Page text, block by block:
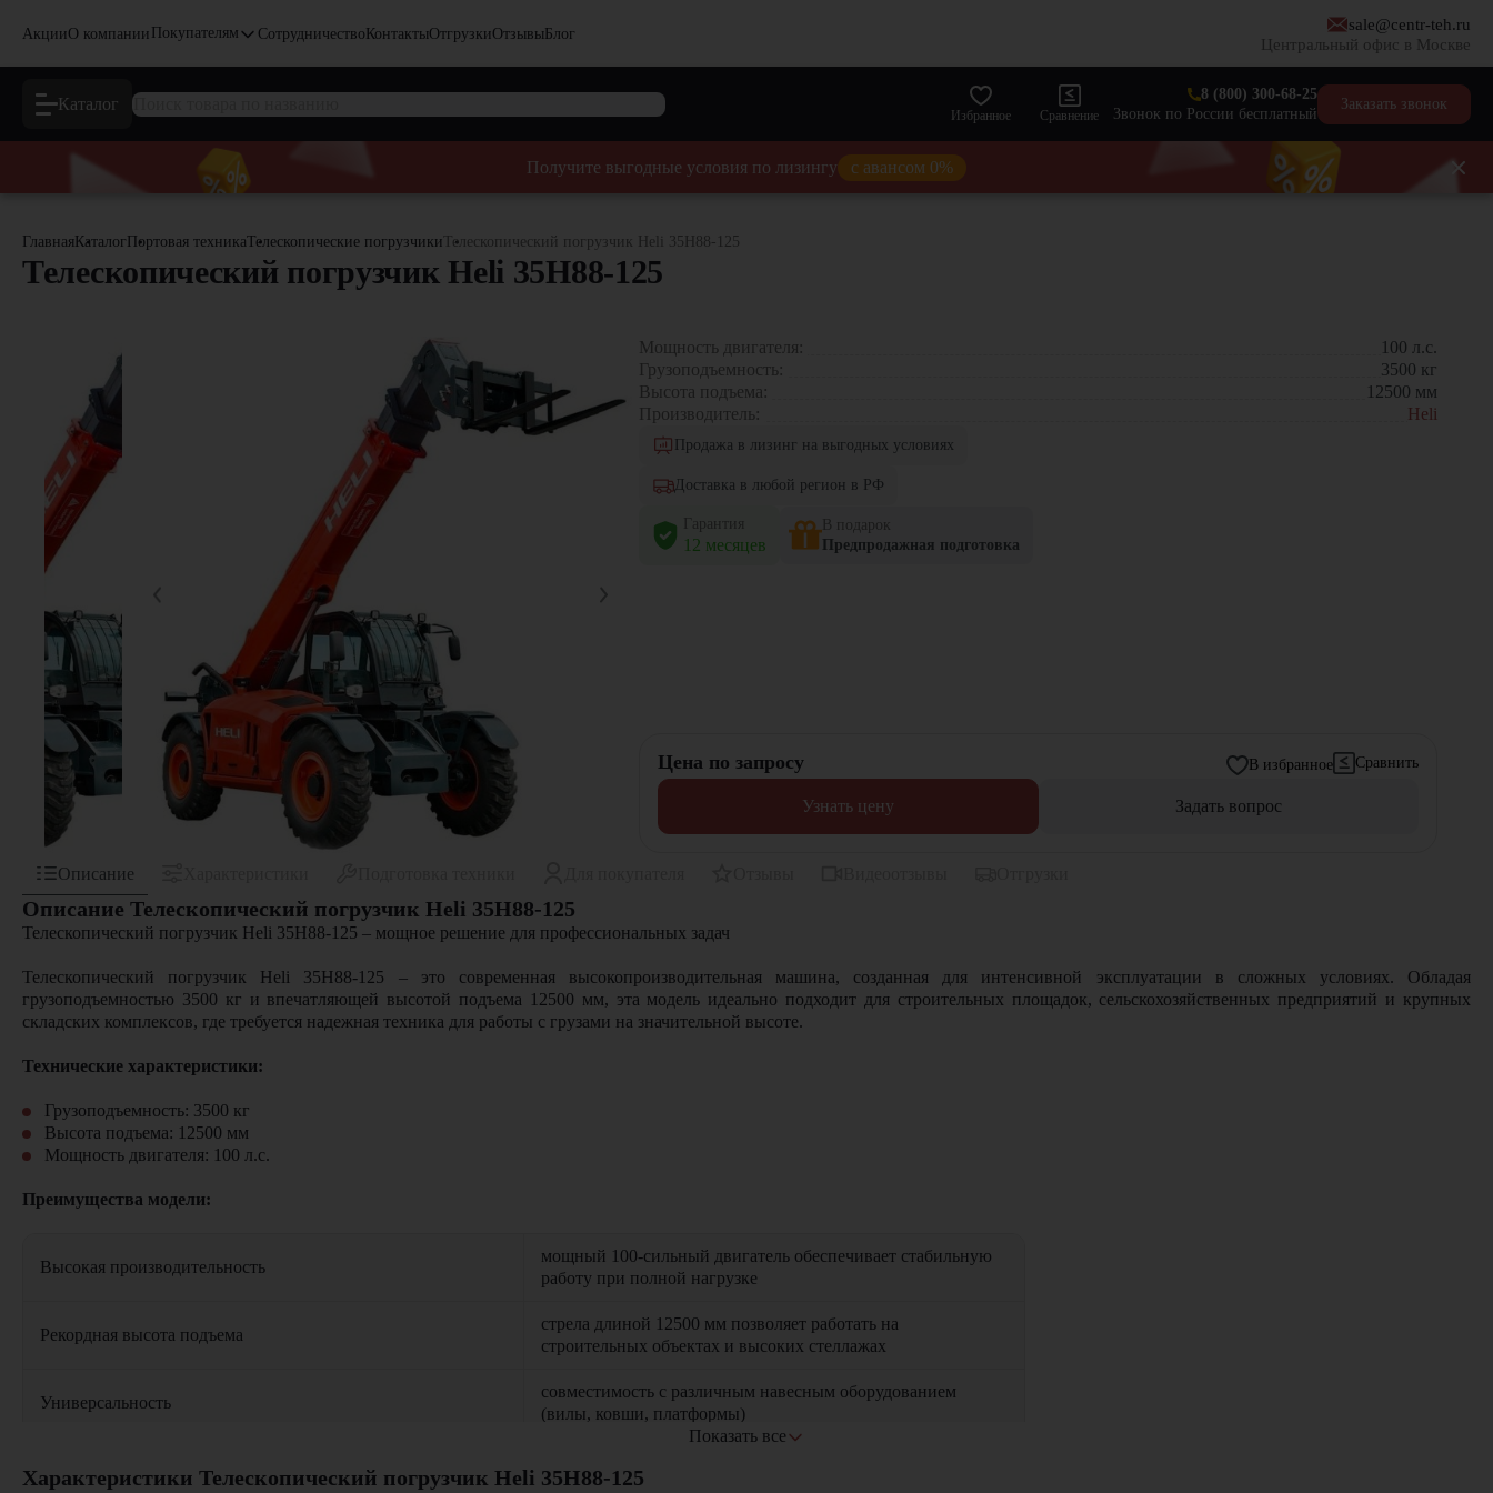
АкцииО компании Покупателям СотрудничествоКонтактыОтгрузкиОтзывыБлог
sale@centr-teh.ru
Центральный офис в Москве
Каталог
Избранное Сравнение
8 (800) 300-68-25
Звонок по России бесплатный
Заказать звонок
Получите выгодные условия по лизингу с авансом 0%
Главная Каталог Портовая техникаТелескопические погрузчики Телескопический погрузчик Heli 35H88-125
Телескопический погрузчик Heli 35H88-125
Мощность двигателя: 100 л.с.
Грузоподъемность:
3500 кг
Высота подъема:
12500 мм
Производитель:
Heli
Продажа в лизинг на выгодных условиях
Доставка в любой регион в РФ
Гарантия
12 месяцев
В подарок
Предпродажная подготовка
Цена по запросу В избранное Сравнить
Узнать цену Задать вопрос
Описание
Описание Телескопический погрузчик Heli 35H88-125
Телескопический погрузчик Heli 35H88-125 – мощное решение для профессиональных задач
Телескопический погрузчик Heli 35H88-125 – это современная высокопроизводительная машина, созданная для интенсивной эксплуатации в сложных условиях. Обладая
грузоподъемностью 3500 кг и впечатляющей высотой подъема 12500 мм, эта модель идеально подходит для строительных площадок, сельскохозяйственных предприятий и крупных
складских комплексов, где требуется надежная техника для работы с грузами на значительной высоте.
Технические характеристики:
Грузоподъемность: 3500 кг
Высота подъема: 12500 мм
Мощность двигателя: 100 л.с.
Преимущества модели:
Высокая производительность
мощный 100-сильный двигатель обеспечивает стабильную
работу при полной нагрузке
Рекордная высота подъема
стрела длиной 12500 мм позволяет работать на
строительных объектах и высоких стеллажах
Универсальность
совместимость с различным навесным оборудованием
(вилы, ковши, платформы)
климат-контроля
Показать все
Характеристики Телескопический погрузчик Heli 35H88-125